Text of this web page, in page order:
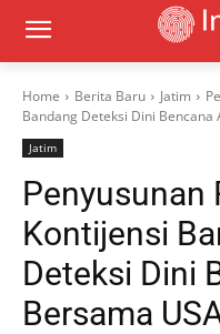
Home Berita Baru Jatim
Bandang Deteksi Dini Bencana
Jatim
Penyusunan
Kontijensi
Deteksi Dini
Bersama